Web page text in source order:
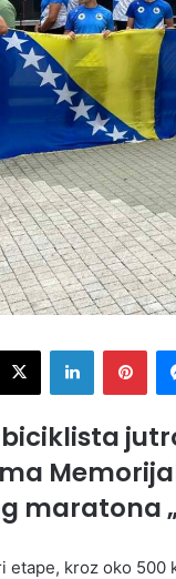
maratona
etape, kroz oko 500